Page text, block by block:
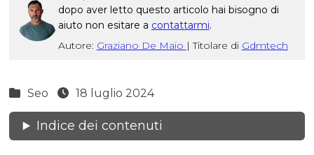
dopo aver letto questo articolo hai bisogno di
aiuto non esitare a contattarmi.
Autore: Graziano De Maio | Titolare di Gdmtech
Seo 18 luglio 2024
Indice dei contenuti